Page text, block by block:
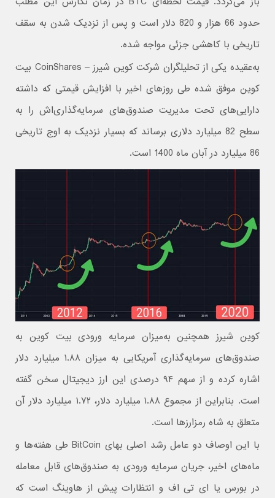
حدود 66 هزار و 820 دلار است و پس از نزدیک شدن به سقف
تاریخی با کاهشی جزئی مواجه شده.
به‌عقیده یکی از تحلیلگران شرکت کوین شیرز – CoinShares بیت
کوین موفق شده طی روزهای اخیر با افزایش قیمتی که داشته
دارایی‌های تحت مدیریت صندوق‌های سرمایه‌گذاری‌اش را به
سطح 82 میلیارد دلاری برساند که بسیار نزدیک به اوج تاریخی
86 میلیارد در آبان ماه 1400 است.
کوین شیرز همچنین به‌میزان سرمایه ورودی بیت کوین به
صندوق‌های سرمایه‌گذاری آمریکایی به میزان ۱.۸۸ میلیارد دلار
اشاره کرده و از سهم ۹۴ درصدی این ارز دیجیتال سخن گفته
است. بنابراین از مجموع ۱.۸۸ میلیارد دلار، ۱.۷۲ میلیارد دلار آن
متعلق به شاه رمزارزها است.
با این اوصاف دو عامل رشد اصلی بهای BitCoin طی هفته‌ها و
ماه‌های اخیر، جریان سرمایه ورودی به صندوق‌های قابل معامله
در بورس یا ای تی اف و انتظارات پیش از هاوینگ است که